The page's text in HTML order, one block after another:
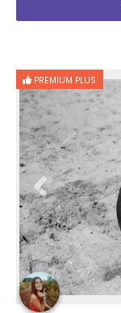
PREMIUM PLUS